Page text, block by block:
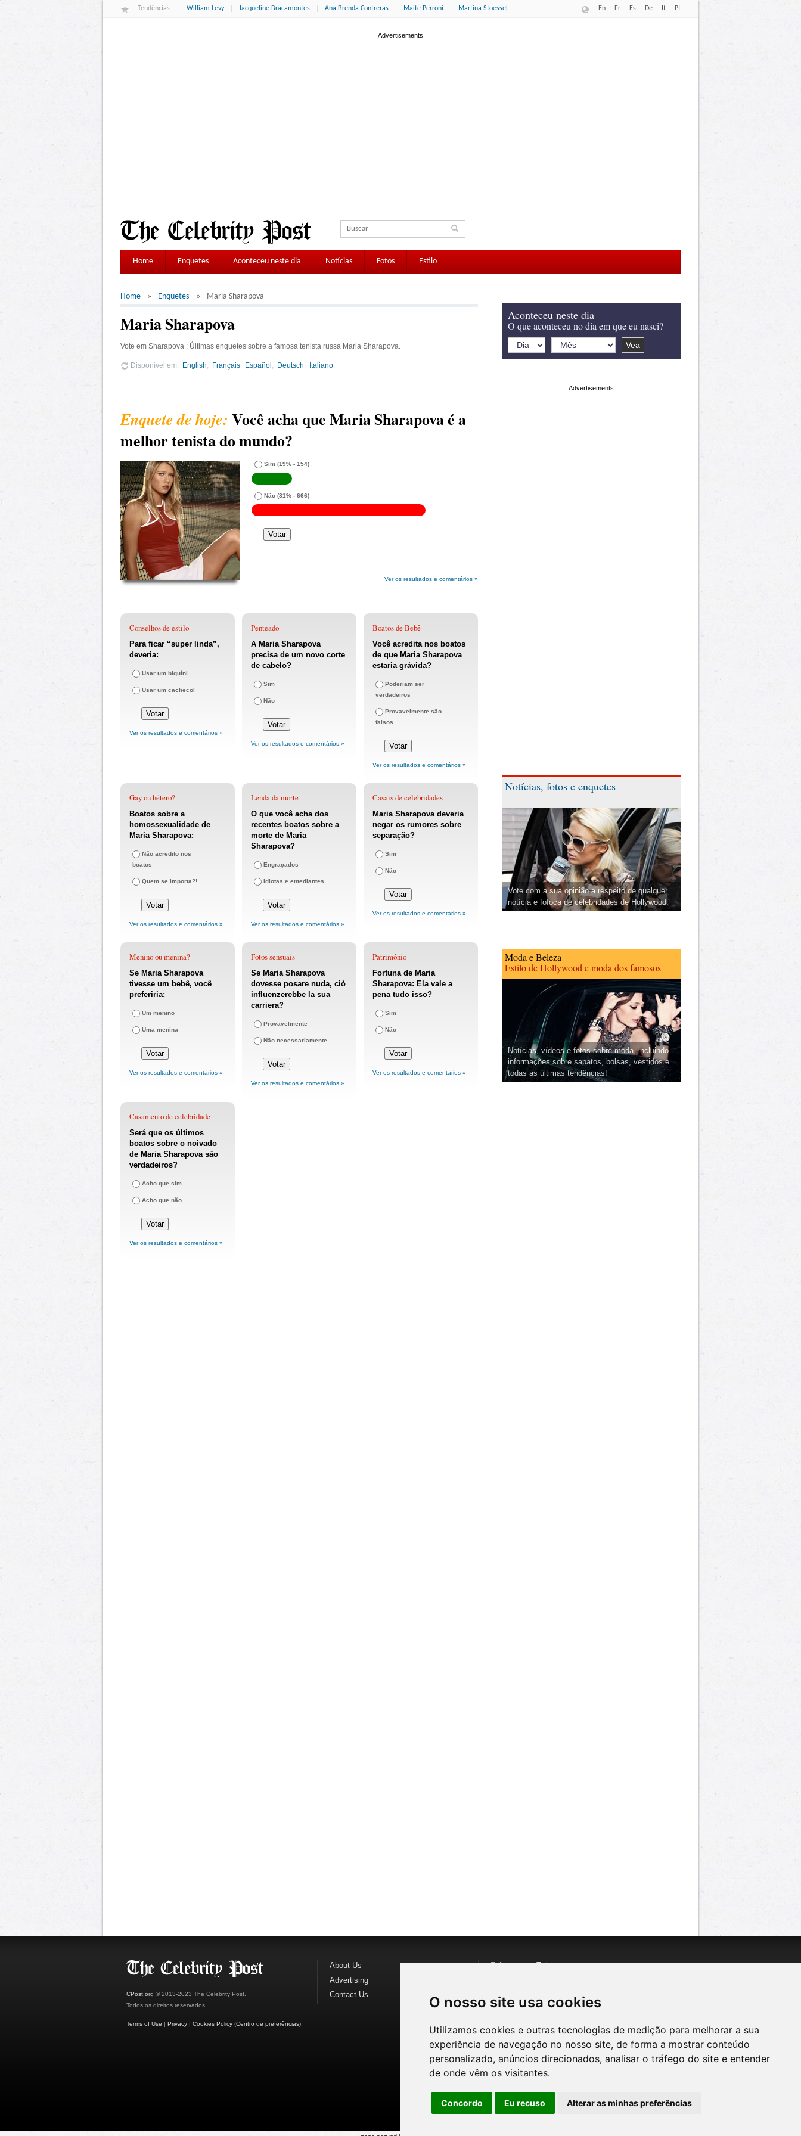
O nosso site usa cookies
Utilizamos cookies e outras tecnologias de medição para melhorar a sua
experiência de navegação no nosso site, de forma a mostrar conteúdo
personalizado, anúncios direcionados, analisar o tráfego do site e entender
de onde vêm os visitantes.
Concordo Eu recuso Alterar as minhas preferências
Tendências William Levy Jacqueline Bracamontes Ana Brenda Contreras Maite Perroni Martina Stoessel En Fr Es De It Pt
Home Enquetes Aconteceu neste dia Notícias Fotos Estilo
Home Enquetes Maria Sharapova
Maria Sharapova
Vote em Sharapova : Últimas enquetes sobre a famosa tenista russa Maria Sharapova.
Disponível em English Français Español Deutsch Italiano
Você acha que Maria Sharapova é a
melhor tenista do mundo?
Sim (19% - 154)
Não (81% - 666)
Ver os resultados e comentários »
Conselhos de estilo
Para ficar “super linda”,
deveria:
Usar um biquíni
Usar um cachecol
Ver os resultados e comentários »
Penteado
A Maria Sharapova
precisa de um novo corte
de cabelo?
Sim
Não
Ver os resultados e comentários »
Boatos de Bebê
Você acredita nos boatos
de que Maria Sharapova
estaria grávida?
Poderiam ser
verdadeiros
Provavelmente são
falsos
Ver os resultados e comentários »
Gay ou hétero?
Boatos sobre a
homossexualidade de
Maria Sharapova:
Não acredito nos
boatos
Quem se importa?!
Ver os resultados e comentários »
Lenda da morte
O que você acha dos
recentes boatos sobre a
morte de Maria
Sharapova?
Engraçados
Idiotas e entediantes
Ver os resultados e comentários »
Casais de celebridades
Maria Sharapova deveria
negar os rumores sobre
separação?
Sim
Não
Ver os resultados e comentários »
Menino ou menina?
Se Maria Sharapova
tivesse um bebê, você
preferiria:
Um menino
Uma menina
Ver os resultados e comentários »
Fotos sensuais
Se Maria Sharapova
dovesse posare nuda, ciò
influenzerebbe la sua
carriera?
Provavelmente
Não necessariamente
Ver os resultados e comentários »
Patrimônio
Fortuna de Maria
Sharapova: Ela vale a
pena tudo isso?
Sim
Não
Ver os resultados e comentários »
Casamento de celebridade
Será que os últimos
boatos sobre o noivado
de Maria Sharapova são
verdadeiros?
Acho que sim
Acho que não
Ver os resultados e comentários »
Aconteceu neste dia
O que aconteceu no dia em que eu nasci?
Notícias, fotos e enquetes
Vote com a sua opinião a respeito de qualquer
notícia e fofoca de celebridades de Hollywood.
Moda e Beleza
Estilo de Hollywood e moda dos famosos
Notícias, vídeos e fotos sobre moda, incluindo
informações sobre sapatos, bolsas, vestidos e
todas as últimas tendências!
CPost.org © 2013-2023 The Celebrity Post.
Todos os direitos reservados.
Terms of Use | Privacy | Cookies Policy (Centro de preferências)
About Us
Advertising
Contact Us
Follow us onTwitter
Watch us on